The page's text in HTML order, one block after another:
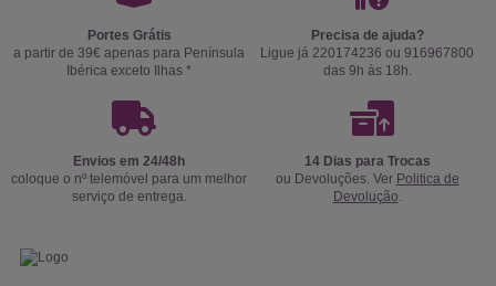
Portes Grátis
a partir de 39€ apenas para Península
Ibérica exceto Ilhas *
Precisa de ajuda?
Ligue já 220174236 ou 916967800
das 9h às 18h.
Envios em 24/48h
coloque o nº telemóvel para um melhor
serviço de entrega.
14 Dias para Trocas
ou Devoluções. Ver Politica de
Devolução.